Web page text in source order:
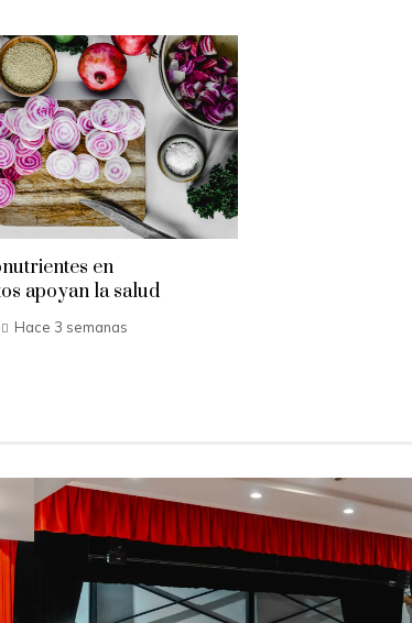
en
apoyan la salud
Hace 3 semanas